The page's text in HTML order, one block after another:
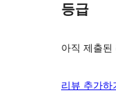
등급
아직 제출된
리뷰 추가하